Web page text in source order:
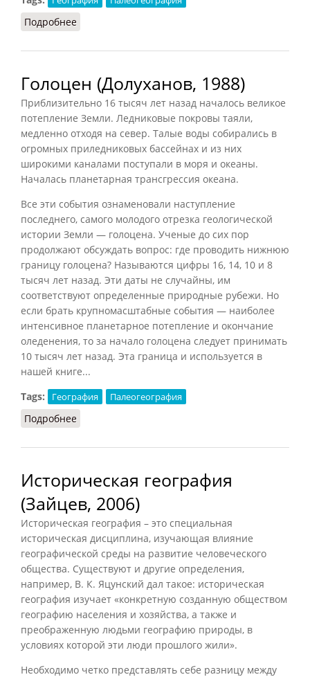
Подробнее
Голоцен (Долуханов, 1988)
Приблизительно 16 тысяч лет назад началось великое
потепление Земли. Ледниковые покровы таяли,
медленно отходя на север. Талые воды собирались в
огромных приледниковых бассейнах и из них
широкими каналами поступали в моря и океаны.
Началась планетарная трансгрессия океана.
Все эти события ознаменовали наступление
последнего, самого молодого отрезка геологической
истории Земли — голоцена. Ученые до сих пор
продолжают обсуждать вопрос: где проводить нижнюю
границу голоцена? Называются цифры 16, 14, 10 и 8
тысяч лет назад. Эти даты не случайны, им
соответствуют определенные природные рубежи. Но
если брать крупномасштабные события — наиболее
интенсивное планетарное потепление и окончание
оледенения, то за начало голоцена следует принимать
10 тысяч лет назад. Эта граница и используется в
нашей книге...
Tags:
География Палеогеография
Подробнее
Историческая география
(Зайцев, 2006)
Историческая география – это специальная
историческая дисциплина, изучающая влияние
географической среды на развитие человеческого
общества. Существуют и другие определения,
например, В. К. Яцунский дал такое: историческая
география изучает «конкретную созданную обществом
географию населения и хозяйства, а также и
преображенную людьми географию природы, в
условиях которой эти люди прошлого жили».
Необходимо четко представлять себе разницу между